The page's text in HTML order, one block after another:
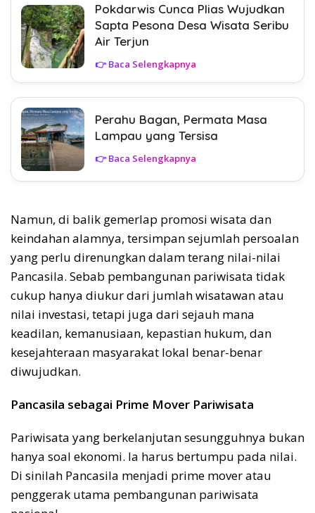
Pokdarwis Cunca Plias Wujudkan
Sapta Pesona Desa Wisata Seribu
Air Terjun
👉 Baca Selengkapnya
Perahu Bagan, Permata Masa
Lampau yang Tersisa
👉 Baca Selengkapnya
Namun, di balik gemerlap promosi wisata dan
keindahan alamnya, tersimpan sejumlah persoalan
yang perlu direnungkan dalam terang nilai-nilai
Pancasila. Sebab pembangunan pariwisata tidak
cukup hanya diukur dari jumlah wisatawan atau
nilai investasi, tetapi juga dari sejauh mana
keadilan, kemanusiaan, kepastian hukum, dan
kesejahteraan masyarakat lokal benar-benar
diwujudkan.
Pancasila sebagai Prime Mover Pariwisata
Pariwisata yang berkelanjutan sesungguhnya bukan
hanya soal ekonomi. Ia harus bertumpu pada nilai.
Di sinilah Pancasila menjadi prime mover atau
penggerak utama pembangunan pariwisata